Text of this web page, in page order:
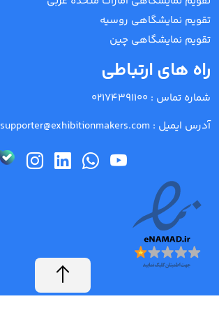
تقویم نمایشگاهی روسیه
تقویم نمایشگاهی چین
راه های ارتباطی
شماره تماس : 02174391100
آدرس ایمیل : supporter@exhibitionmakers.com